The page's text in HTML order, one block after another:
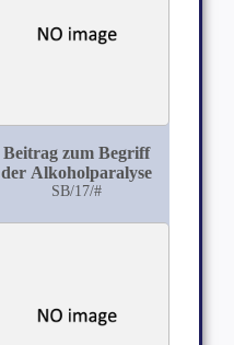
Beitrag zum Begriff
der Alkoholparalyse
SB/17/#